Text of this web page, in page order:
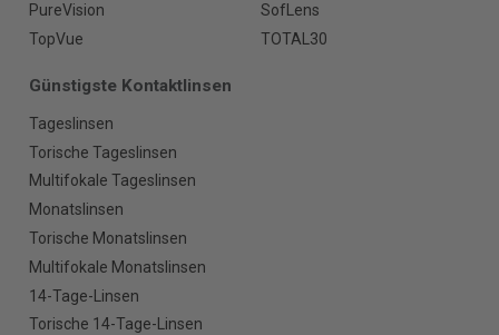
PureVision
SofLens
TopVue
TOTAL30
Günstigste Kontaktlinsen
Tageslinsen
Torische Tageslinsen
Multifokale Tageslinsen
Monatslinsen
Torische Monatslinsen
Multifokale Monatslinsen
14-Tage-Linsen
Torische 14-Tage-Linsen